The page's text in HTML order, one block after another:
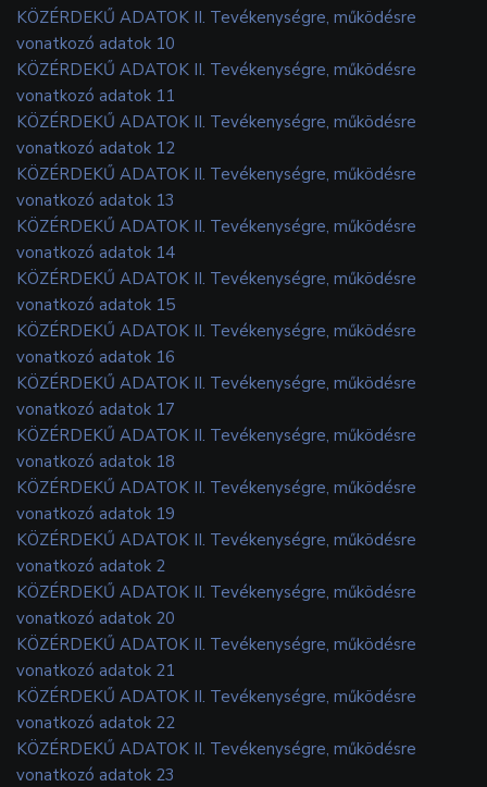
KÖZÉRDEKŰ ADATOK II. Tevékenységre, működésre
vonatkozó adatok 10
KÖZÉRDEKŰ ADATOK II. Tevékenységre, működésre
vonatkozó adatok 11
KÖZÉRDEKŰ ADATOK II. Tevékenységre, működésre
vonatkozó adatok 12
KÖZÉRDEKŰ ADATOK II. Tevékenységre, működésre
vonatkozó adatok 13
KÖZÉRDEKŰ ADATOK II. Tevékenységre, működésre
vonatkozó adatok 14
KÖZÉRDEKŰ ADATOK II. Tevékenységre, működésre
vonatkozó adatok 15
KÖZÉRDEKŰ ADATOK II. Tevékenységre, működésre
vonatkozó adatok 16
KÖZÉRDEKŰ ADATOK II. Tevékenységre, működésre
vonatkozó adatok 17
KÖZÉRDEKŰ ADATOK II. Tevékenységre, működésre
vonatkozó adatok 18
KÖZÉRDEKŰ ADATOK II. Tevékenységre, működésre
vonatkozó adatok 19
KÖZÉRDEKŰ ADATOK II. Tevékenységre, működésre
vonatkozó adatok 2
KÖZÉRDEKŰ ADATOK II. Tevékenységre, működésre
vonatkozó adatok 20
KÖZÉRDEKŰ ADATOK II. Tevékenységre, működésre
vonatkozó adatok 21
KÖZÉRDEKŰ ADATOK II. Tevékenységre, működésre
vonatkozó adatok 22
KÖZÉRDEKŰ ADATOK II. Tevékenységre, működésre
vonatkozó adatok 23